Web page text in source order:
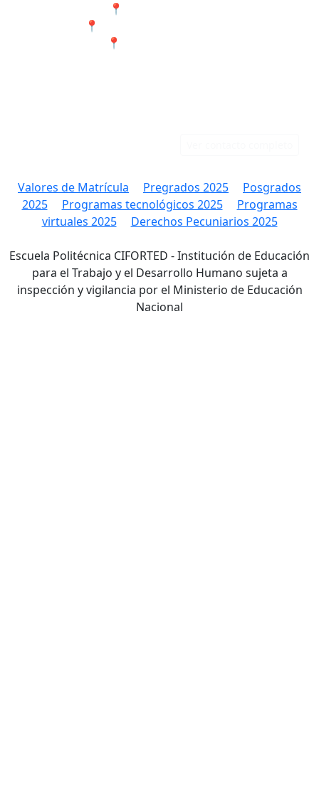
📍 Cali - San Bosco
📍 Jamundí - Barrio Popular
📍 Tumaco - Nariño
Valores de Matrícula Pregrados 2025
Posgrados
2025
Programas tecnológicos 2025
Programas
virtuales 2025
Derechos Pecuniarios 2025
Escuela Politécnica CIFORTED - Institución de Educación
para el Trabajo y el Desarrollo Humano sujeta a
inspección y vigilancia por el Ministerio de Educación
Nacional